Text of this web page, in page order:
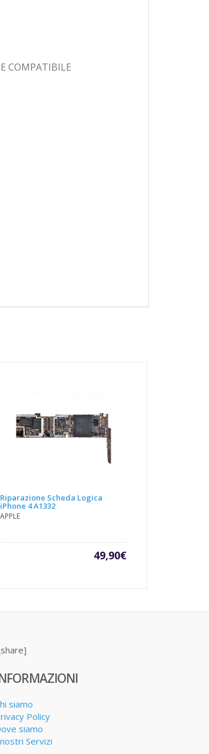
COMPATIBILE
Riparazione Scheda Logica
iPhone 4 A1332
APPLE
49,90€
siamo
Policy
siamo
Servizi